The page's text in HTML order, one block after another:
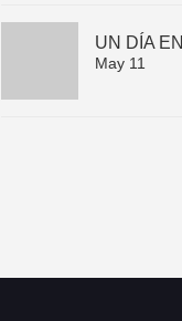
UN DÍA
May 11